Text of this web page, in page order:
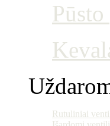
Rutuliniai